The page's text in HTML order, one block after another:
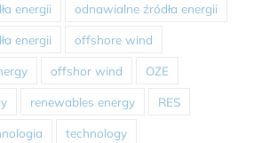
energii odnawialne źródła energii
energii offshore wind
offshor wind OZE
renewables energy RES
technology